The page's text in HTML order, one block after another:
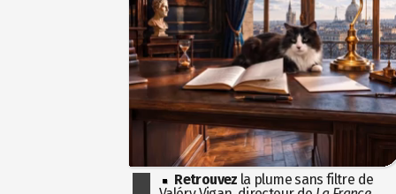
Retrouvez la plume sans filtre de